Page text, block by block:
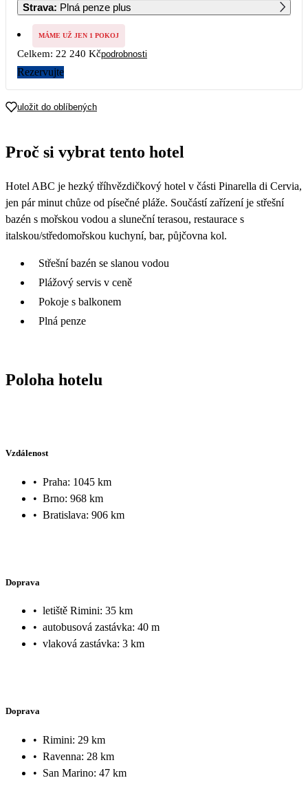
7 8 9 10 11 12 13
14 15 16
21 22 23 24 25 26 27
Strava: Plná penze plus
MÁME UŽ JEN 1 POKOJ
Celkem: 22 240 Kčpodrobnosti
Rezervujte
uložit do oblíbených
Proč si vybrat tento hotel
Hotel ABC je hezký tříhvězdičkový hotel v části Pinarella di Cervia,
jen pár minut chůze od písečné pláže. Součástí zařízení je střešní
bazén s mořskou vodou a sluneční terasou, restaurace s
italskou/středomořskou kuchyní, bar, půjčovna kol.
Střešní bazén se slanou vodou
Plážový servis v ceně
Pokoje s balkonem
Plná penze
Poloha hotelu
Vzdálenost
• Praha: 1045 km
• Brno: 968 km
• Bratislava: 906 km
Doprava
• letiště Rimini: 35 km
• autobusová zastávka: 40 m
• vlaková zastávka: 3 km
Doprava
• Rimini: 29 km
• Ravenna: 28 km
• San Marino: 47 km